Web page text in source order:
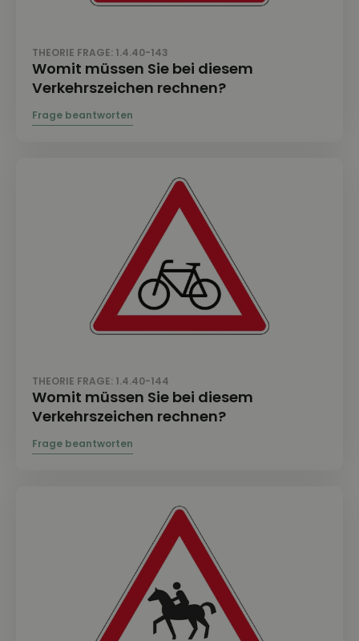
THEORIE FRAGE: 1.4.40-143
Womit müssen Sie bei diesem
Verkehrszeichen rechnen?
THEORIE FRAGE: 1.4.40-144
Womit müssen Sie bei diesem
Verkehrszeichen rechnen?